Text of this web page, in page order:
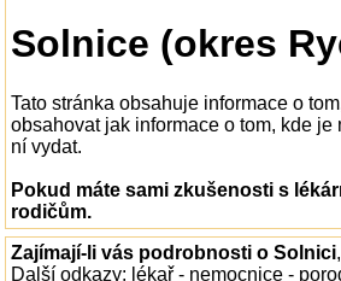
Solnice (okres
Tato stránka obsahuje informace o
obsahovat jak informace o tom, kde
ní vydat.
Pokud máte sami zkušenosti s
rodičům.
Zajímají-li vás podrobnosti o Solnici
Další odkazy: lékař - nemocnice -